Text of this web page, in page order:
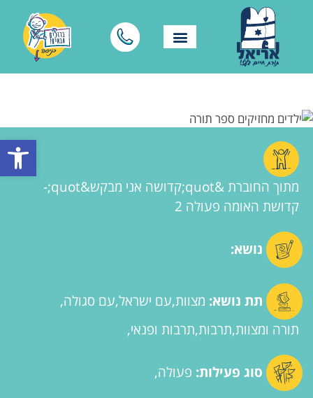
פתח
מתוך החוברת &quot;קדושה אני מבקש&quot;-
קדושת האומה פעולה 2
נושא:
תת נושא: מצוות עם ישראל עם סגולה
תורה ומצוות תרבות תרבות ופנאי
סוג פעילות: פעולה